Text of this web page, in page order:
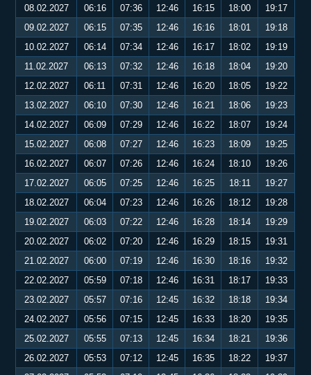
08.02.2027
06:16 07:36 12:46 16:15 18:00
19:17
09.02.2027
06:15 07:35 12:46 16:16 18:01
19:18
10.02.2027
06:14 07:34 12:46 16:17 18:02
19:19
11.02.2027
06:13 07:32 12:46 16:18 18:04
19:20
12.02.2027
06:11 07:31 12:46 16:20 18:05
19:22
13.02.2027
06:10 07:30 12:46 16:21 18:06
19:23
14.02.2027
06:09 07:29 12:46 16:22 18:07
19:24
15.02.2027
06:08 07:27 12:46 16:23 18:09
19:25
16.02.2027
06:07 07:26 12:46 16:24 18:10
19:26
17.02.2027
06:05 07:25 12:46 16:25 18:11
19:27
18.02.2027
06:04 07:23 12:46 16:26 18:12
19:28
19.02.2027
06:03 07:22 12:46 16:28 18:14
19:29
20.02.2027
06:02 07:20 12:46 16:29 18:15
19:31
21.02.2027
06:00 07:19 12:46 16:30 18:16
19:32
22.02.2027
05:59 07:18 12:46 16:31 18:17
19:33
23.02.2027
05:57 07:16 12:45 16:32 18:18
19:34
24.02.2027
05:56 07:15 12:45 16:33 18:20
19:35
25.02.2027
05:55 07:13 12:45 16:34 18:21
19:36
26.02.2027
05:53 07:12 12:45 16:35 18:22
19:37